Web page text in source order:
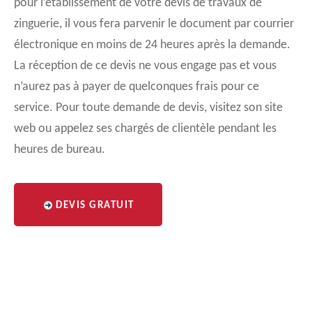
pour l’établissement de votre devis de travaux de
zinguerie, il vous fera parvenir le document par courrier
électronique en moins de 24 heures après la demande.
La réception de ce devis ne vous engage pas et vous
n’aurez pas à payer de quelconques frais pour ce
service. Pour toute demande de devis, visitez son site
web ou appelez ses chargés de clientèle pendant les
heures de bureau.
DEVIS GRATUIT